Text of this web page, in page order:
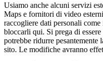
Usiamo anche alcuni servizi
Maps e fornitori di video
raccogliere dati personali
bloccarli qui. Si prega di
potrebbe ridurre pesantemente
sito. Le modifiche avranno